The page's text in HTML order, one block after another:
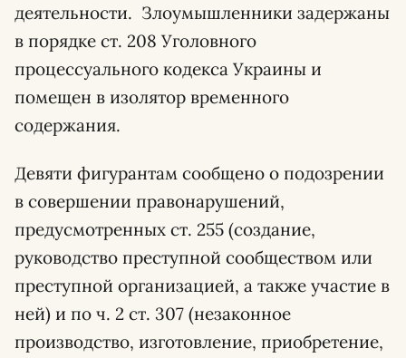
деятельности. Злоумышленники задержаны
в порядке ст. 208 Уголовного
процессуального кодекса Украины и
помещен в изолятор временного
содержания.
Девяти фигурантам сообщено о подозрении
в совершении правонарушений,
предусмотренных ст. 255 (создание,
руководство преступной сообществом или
преступной организацией, а также участие в
ней) и по ч. 2 ст. 307 (незаконное
производство, изготовление, приобретение,